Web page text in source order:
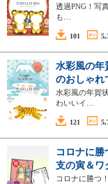
透過PNG！写
も…
101
水彩風の年
のおしゃれ
水彩風の年賀
わいいイ…
121
コロナに勝
支の寅＆ワ
コロナに勝つ